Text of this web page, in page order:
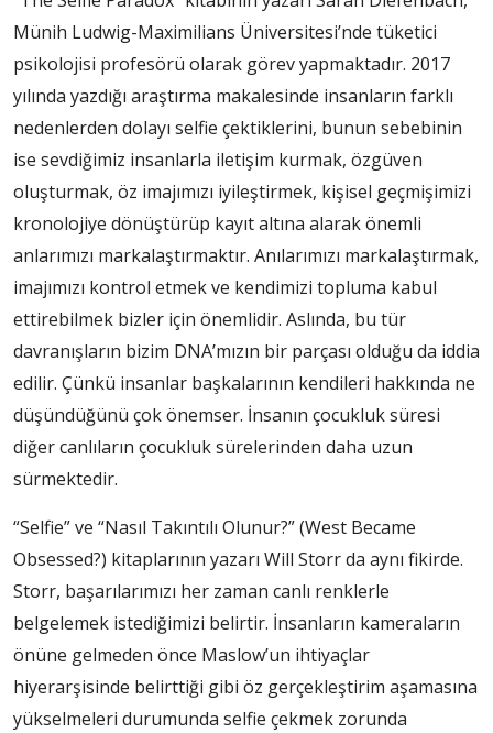
Münih Ludwig-Maximilians Üniversitesi’nde tüketici
psikolojisi profesörü olarak görev yapmaktadır. 2017
yılında yazdığı araştırma makalesinde insanların farklı
nedenlerden dolayı selfie çektiklerini, bunun sebebinin
ise sevdiğimiz insanlarla iletişim kurmak, özgüven
oluşturmak, öz imajımızı iyileştirmek, kişisel geçmişimizi
kronolojiye dönüştürüp kayıt altına alarak önemli
anlarımızı markalaştırmaktır. Anılarımızı markalaştırmak,
imajımızı kontrol etmek ve kendimizi topluma kabul
ettirebilmek bizler için önemlidir. Aslında, bu tür
davranışların bizim DNA’mızın bir parçası olduğu da iddia
edilir. Çünkü insanlar başkalarının kendileri hakkında ne
düşündüğünü çok önemser. İnsanın çocukluk süresi
diğer canlıların çocukluk sürelerinden daha uzun
sürmektedir.
“Selfie” ve “Nasıl Takıntılı Olunur?” (West Became
Obsessed?) kitaplarının yazarı Will Storr da aynı fikirde.
Storr, başarılarımızı her zaman canlı renklerle
belgelemek istediğimizi belirtir. İnsanların kameraların
önüne gelmeden önce Maslow’un ihtiyaçlar
hiyerarşisinde belirttiği gibi öz gerçekleştirim aşamasına
yükselmeleri durumunda selfie çekmek zorunda